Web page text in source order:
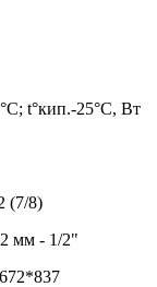
t°кип.-25°С, Вт
(7/8)
мм - 1/2"